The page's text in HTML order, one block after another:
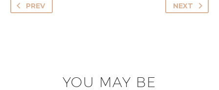
PREV NEXT
YOU MAY BE